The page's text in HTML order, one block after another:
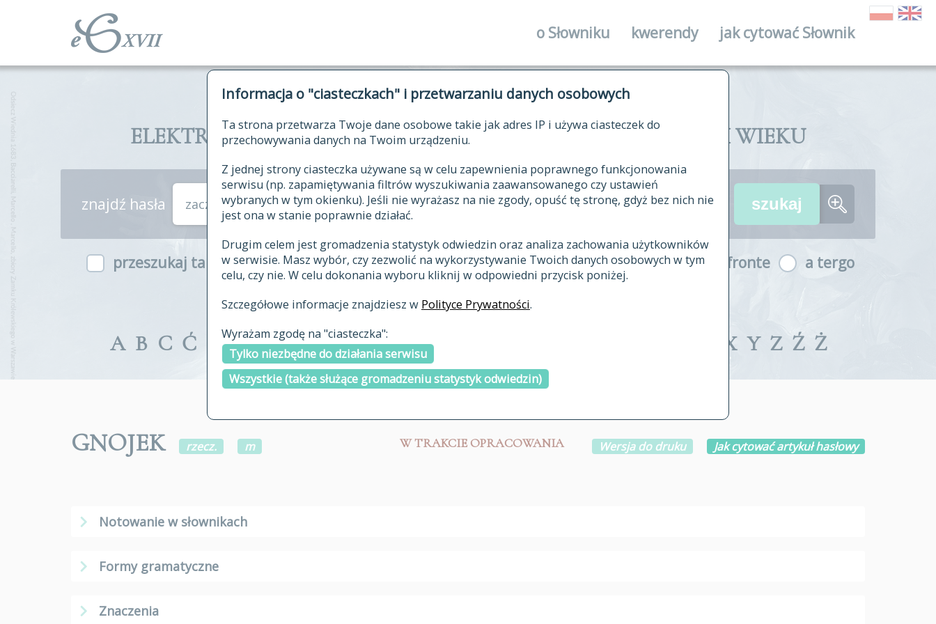
Informacja o "ciasteczkach" i przetwarzaniu danych osobowych
Ta strona przetwarza Twoje dane osobowe takie jak adres IP i używa ciasteczek do
przechowywania danych na Twoim urządzeniu.
Z jednej strony ciasteczka używane są w celu zapewnienia poprawnego funkcjonowania
serwisu (np. zapamiętywania filtrów wyszukiwania zaawansowanego czy ustawień
wybranych w tym okienku). Jeśli nie wyrażasz na nie zgody, opuść tę stronę, gdyż bez nich nie
jest ona w stanie poprawnie działać.
Drugim celem jest gromadzenia statystyk odwiedzin oraz analiza zachowania użytkowników
w serwisie. Masz wybór, czy zezwolić na wykorzystywanie Twoich danych osobowych w tym
celu, czy nie. W celu dokonania wyboru kliknij w odpowiedni przycisk poniżej.
Szczegółowe informacje znajdziesz w Polityce Prywatności.
Wyrażam zgodę na "ciasteczka":
Tylko niezbędne do działania serwisu
Wszystkie (także służące gromadzeniu statystyk odwiedzin)
o Słowniku
historia
publikacje
autorzy tekstów źródłowych
zasady opracowania
najnowsze hasła
ostatnio zmodyfikowane
kwerendy jak cytować Słownik
ELEKTRONICZNY SŁOWNIK JĘZYKA POLSKIEGO XVII I XVIII WIEKU
znajdź hasła zaczynające się od
przeszukaj także hasła w indeksie a fronte a tergo
A B C Ć E F G H I J K L Ł M X Y Z Ź Ż
GNOJEK rzecz. m W TRAKCIE OPRACOWANIA Wersja do druku Jak cytować artykuł hasłowy
Notowanie w słownikach
Formy gramatyczne
Znaczenia